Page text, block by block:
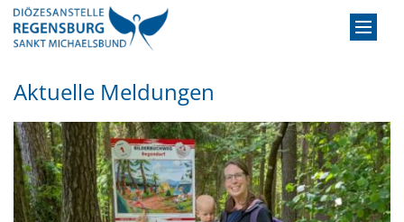
Zum Inhalt springen
Aktuelle Meldungen